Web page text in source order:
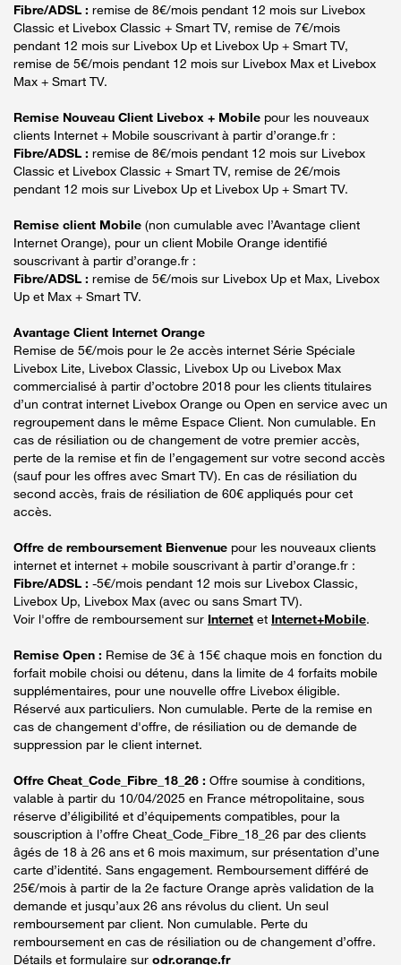
Fibre/ADSL : remise de 8€/mois pendant 12 mois sur Livebox
Classic et Livebox Classic + Smart TV, remise de 7€/mois
pendant 12 mois sur Livebox Up et Livebox Up + Smart TV,
remise de 5€/mois pendant 12 mois sur Livebox Max et Livebox
Max + Smart TV.
Remise Nouveau Client Livebox + Mobile pour les nouveaux
clients Internet + Mobile souscrivant à partir d’orange.fr :
Fibre/ADSL : remise de 8€/mois pendant 12 mois sur Livebox
Classic et Livebox Classic + Smart TV, remise de 2€/mois
pendant 12 mois sur Livebox Up et Livebox Up + Smart TV.
Remise client Mobile (non cumulable avec l’Avantage client
Internet Orange), pour un client Mobile Orange identifié
souscrivant à partir d’orange.fr :
Fibre/ADSL : remise de 5€/mois sur Livebox Up et Max, Livebox
Up et Max + Smart TV.
Avantage Client Internet Orange
Remise de 5€/mois pour le 2e accès internet Série Spéciale
Livebox Lite, Livebox Classic, Livebox Up ou Livebox Max
commercialisé à partir d’octobre 2018 pour les clients titulaires
d’un contrat internet Livebox Orange ou Open en service avec un
regroupement dans le même Espace Client. Non cumulable. En
cas de résiliation ou de changement de votre premier accès,
perte de la remise et fin de l’engagement sur votre second accès
(sauf pour les offres avec Smart TV). En cas de résiliation du
second accès, frais de résiliation de 60€ appliqués pour cet
accès.
Offre de remboursement Bienvenue pour les nouveaux clients
internet et internet + mobile souscrivant à partir d’orange.fr :
Fibre/ADSL : -5€/mois pendant 12 mois sur Livebox Classic,
Livebox Up, Livebox Max (avec ou sans Smart TV).
Voir l'offre de remboursement sur Internet et Internet+Mobile.
Remise Open : Remise de 3€ à 15€ chaque mois en fonction du
forfait mobile choisi ou détenu, dans la limite de 4 forfaits mobile
supplémentaires, pour une nouvelle offre Livebox éligible.
Réservé aux particuliers. Non cumulable. Perte de la remise en
cas de changement d'offre, de résiliation ou de demande de
suppression par le client internet.
Offre Cheat_Code_Fibre_18_26 : Offre soumise à conditions,
valable à partir du 10/04/2025 en France métropolitaine, sous
réserve d’éligibilité et d’équipements compatibles, pour la
souscription à l’offre Cheat_Code_Fibre_18_26 par des clients
âgés de 18 à 26 ans et 6 mois maximum, sur présentation d’une
carte d’identité. Sans engagement. Remboursement différé de
25€/mois à partir de la 2e facture Orange après validation de la
demande et jusqu’aux 26 ans révolus du client. Un seul
remboursement par client. Non cumulable. Perte du
remboursement en cas de résiliation ou de changement d’offre.
Détails et formulaire sur odr.orange.fr